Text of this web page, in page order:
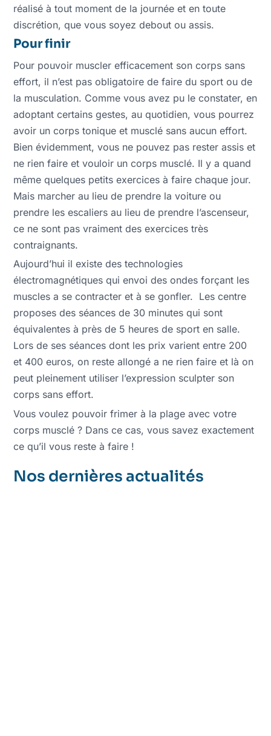
réalisé à tout moment de la journée et en toute
discrétion, que vous soyez debout ou assis.
Pour finir
Pour pouvoir muscler efficacement son corps sans
effort, il n’est pas obligatoire de faire du sport ou de
la musculation. Comme vous avez pu le constater, en
adoptant certains gestes, au quotidien, vous pourrez
avoir un corps tonique et musclé sans aucun effort.
Bien évidemment, vous ne pouvez pas rester assis et
ne rien faire et vouloir un corps musclé. Il y a quand
même quelques petits exercices à faire chaque jour.
Mais marcher au lieu de prendre la voiture ou
prendre les escaliers au lieu de prendre l’ascenseur,
ce ne sont pas vraiment des exercices très
contraignants.
Aujourd’hui il existe des technologies
électromagnétiques qui envoi des ondes forçant les
muscles a se contracter et à se gonfler. Les centre
proposes des séances de 30 minutes qui sont
équivalentes à près de 5 heures de sport en salle.
Lors de ses séances dont les prix varient entre 200
et 400 euros, on reste allongé a ne rien faire et là on
peut pleinement utiliser l’expression sculpter son
corps sans effort.
Vous voulez pouvoir frimer à la plage avec votre
corps musclé ? Dans ce cas, vous savez exactement
ce qu’il vous reste à faire !
Nos dernières actualités